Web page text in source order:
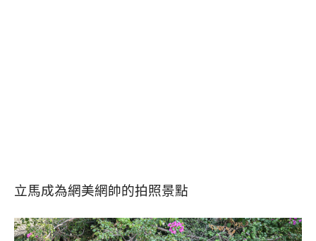
立馬成為網美網帥的拍照景點